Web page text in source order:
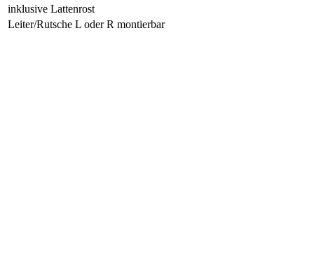
inklusive Lattenrost
Leiter/Rutsche L oder R montierbar